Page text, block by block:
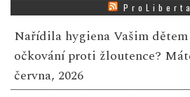
Nařídila hygiena Vašim
očkování proti žloutence?
června, 2026